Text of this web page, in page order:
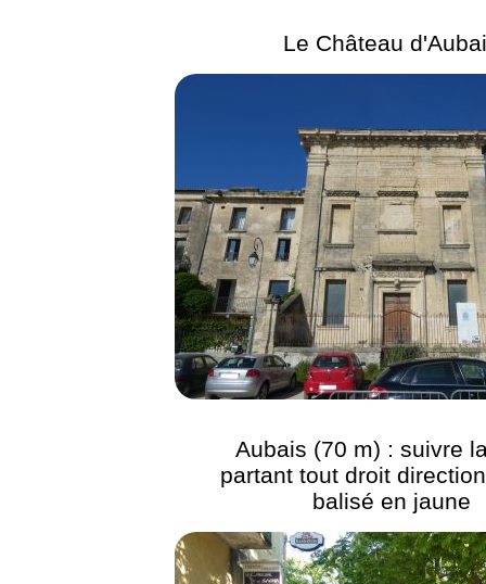
Le Château
Aubais (70 m) : suivre
partant tout droit
balisé en jaune